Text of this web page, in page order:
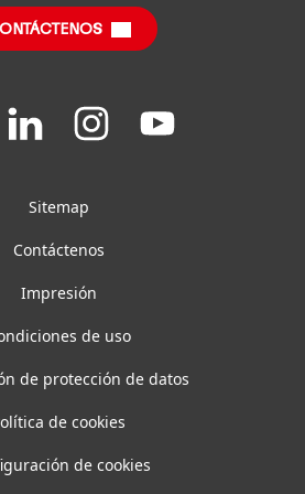
Sustentable (en inglés)
Join
on
Join
on
Join
us
Sitemap
Contáctenos
Impresión
de uso
de protección de datos
de cookies
de cookies